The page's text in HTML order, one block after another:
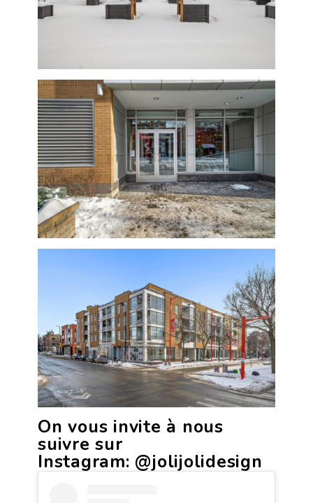
On vous invite à nous
suivre sur
Instagram: @jolijolidesign